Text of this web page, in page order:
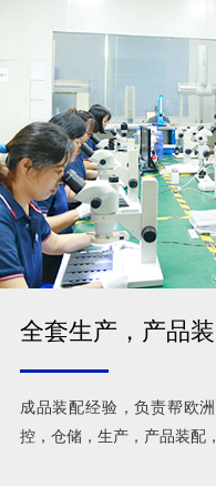
全套生产，产品
成品装配经验，负责帮欧
控，仓储，生产，产品装配